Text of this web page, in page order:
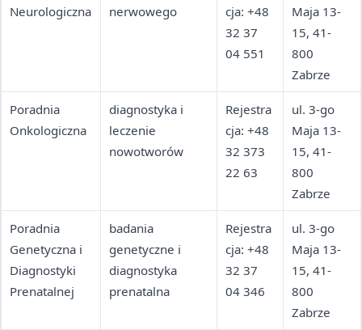
Neurologiczna
nerwowego
cja: +48
32 37
04 551
Maja 13-
15, 41-
800
Zabrze
Poradnia
Onkologiczna
diagnostyka i
leczenie
nowotworów
Rejestra
cja: +48
32 373
22 63
ul. 3-go
Maja 13-
15, 41-
800
Zabrze
Poradnia
Genetyczna i
Diagnostyki
Prenatalnej
badania
genetyczne i
diagnostyka
prenatalna
Rejestra
cja: +48
32 37
04 346
ul. 3-go
Maja 13-
15, 41-
800
Zabrze